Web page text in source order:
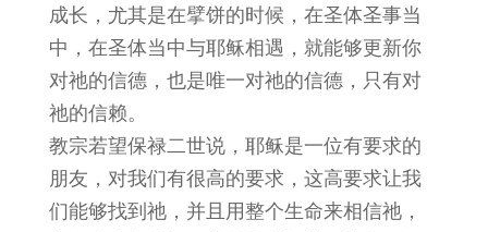
成长，尤其是在擘饼的时候，在圣体圣事当
中，在圣体当中与耶稣相遇，就能够更新你
对祂的信德，也是唯一对祂的信德，只有对
祂的信赖。
教宗若望保禄二世说，耶稣是一位有要求的
朋友，对我们有很高的要求，这高要求让我
们能够找到祂，并且用整个生命来相信祂，